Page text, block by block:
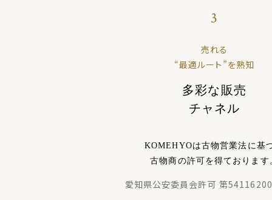
3
売れる
“最適ルート”を熟知
多彩な販売
チャネル
KOMEHYOは古物営業法に基
古物商の許可を得ております
愛知県公安委員会許可 第